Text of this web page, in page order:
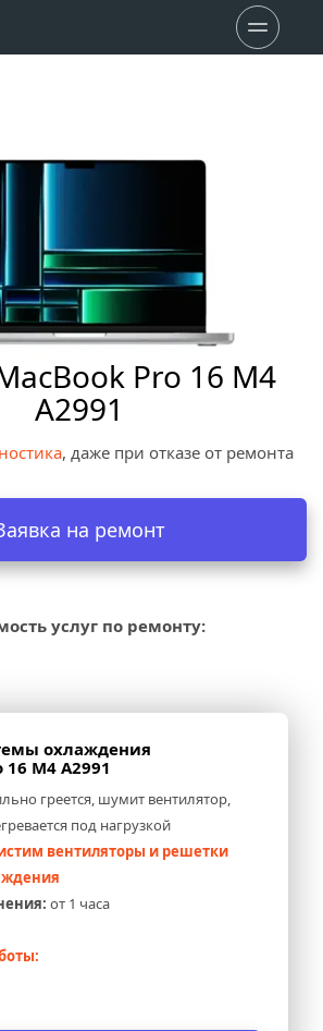
Pro 16 M4
A2991
, даже при отказе от ремонта
на ремонт
услуг по ремонту:
охлаждения
16 M4 A2991
греется, шумит вентилятор,
под нагрузкой
вентиляторы и решетки
от 1 часа